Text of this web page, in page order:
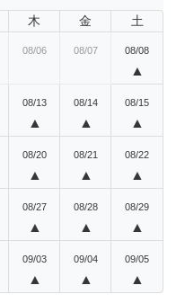
木 金 土
08/06 08/07 08/08
▲
08/13
▲
08/14
▲
08/15
▲
08/20
▲
08/21
▲
08/22
▲
08/27
▲
08/28
▲
08/29
▲
09/03
▲
09/04
▲
09/05
▲